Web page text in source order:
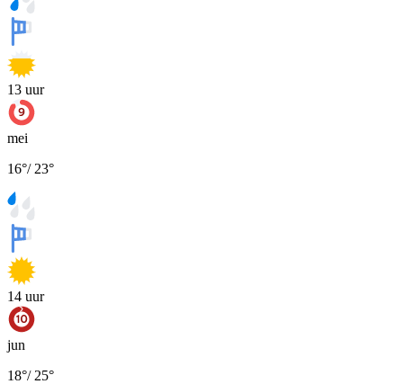
13 uur
mei
16°/ 23°
14 uur
jun
18°/ 25°